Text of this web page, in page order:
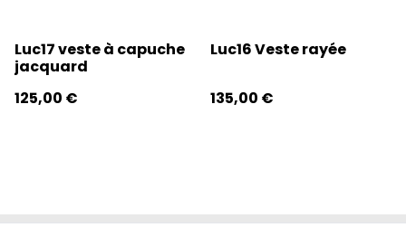
Luc17 veste à capuche
jacquard
125,00 €
Luc16 Veste rayée
135,00 €